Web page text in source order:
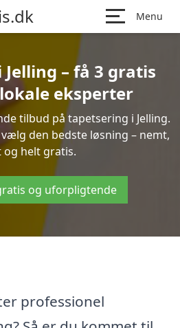
Menu
– få 3 gratis
eksperter
tilbud på tapetsering i Jelling.
den bedste løsning – nemt,
helt gratis.
og uforpligtende
professionel